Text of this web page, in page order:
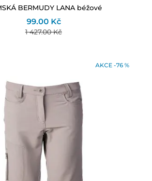
BERMUDY LANA béžové
99.00 Kč
1 427.00 Kč
AKCE -76 %